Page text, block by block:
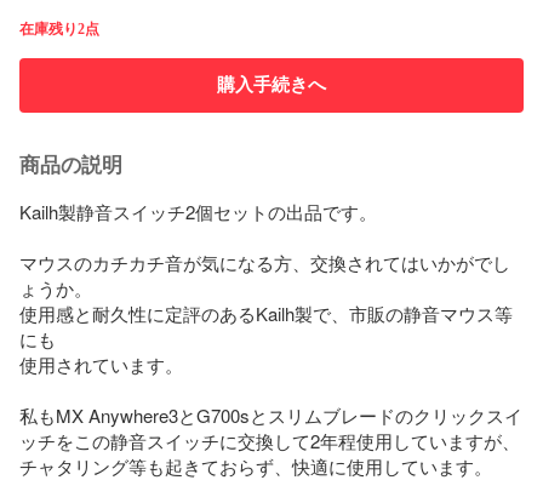
在庫残り2点
購入手続きへ
商品の説明
Kailh製静音スイッチ2個セットの出品です。
マウスのカチカチ音が気になる方、交換されてはいかがでし
ょうか。
使用感と耐久性に定評のあるKailh製で、市販の静音マウス等
にも
使用されています。
私もMX Anywhere3とG700sとスリムブレードのクリックスイ
ッチをこの静音スイッチに交換して2年程使用していますが、
チャタリング等も起きておらず、快適に使用しています。